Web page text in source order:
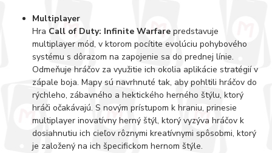
Multiplayer
Hra Call of Duty: Infinite Warfare predstavuje
multiplayer mód, v ktorom pocítite evolúciu pohybového
systému s dôrazom na zapojenie sa do prednej línie.
Odmeňuje hráčov za využitie ich okolia aplikácie stratégií v
zápale boja. Mapy sú navrhnuté tak, aby pohltili hráčov do
rýchleho, zábavného a hektického herného štýlu, ktorý
hráči očakávajú. S novým prístupom k hraniu, prinesie
multiplayer inovatívny herný štýl, ktorý vyzýva hráčov k
dosiahnutiu ich cieľov rôznymi kreatívnymi spôsobmi, ktorý
je založený na ich špecifickom hernom štýle.